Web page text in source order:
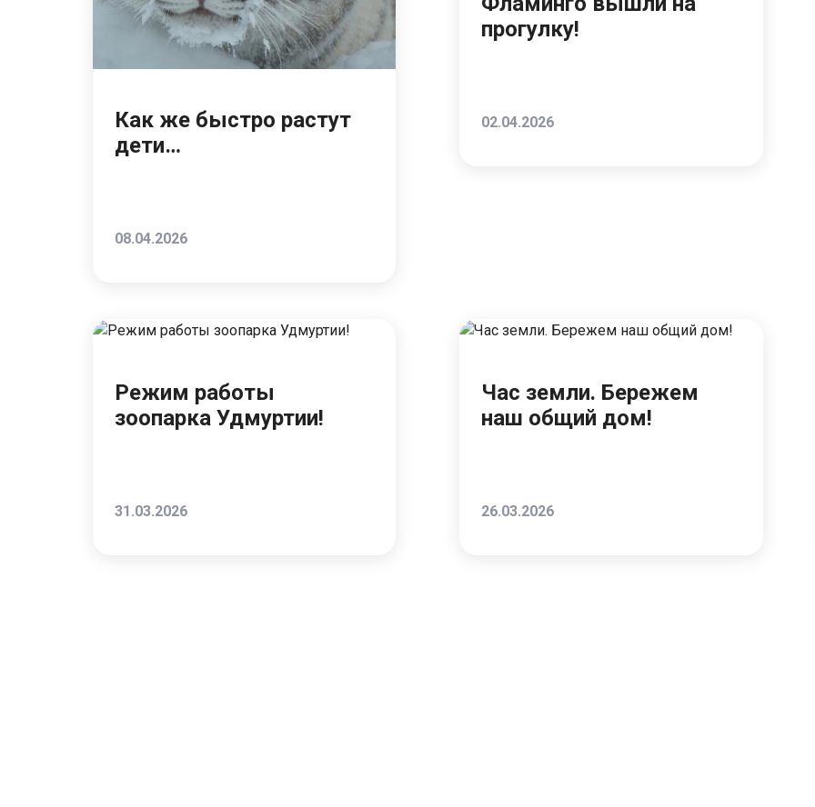
Как же быстро растут
дети…
08.04.2026
прогулку!
02.04.2026
Режим работы
зоопарка Удмуртии!
31.03.2026
Час земли. Бережем
наш общий дом!
26.03.2026